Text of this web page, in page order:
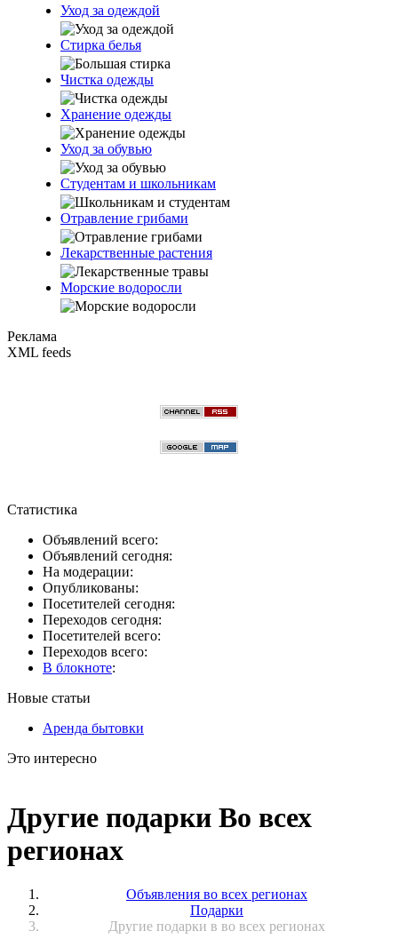
Уход за одеждой
Стирка белья
Чистка одежды
Хранение одежды
Уход за обувью
Студентам и школьникам
Отравление грибами
Лекарственные растения
Морские водоросли
Реклама
XML feeds
Статистика
Объявлений всего:
Объявлений сегодня:
На модерации:
Опубликованы:
Посетителей сегодня:
Переходов сегодня:
Посетителей всего:
Переходов всего:
В блокноте:
Новые статьи
Аренда бытовки
Это интересно
Другие подарки Во всех
регионах
Объявления во всех регионах
Подарки
Другие подарки в во всех регионах